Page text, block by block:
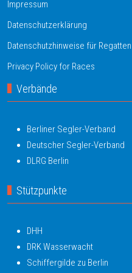
Impressum
Datenschutzerklärung
Datenschutzhinweise für Regatten
Privacy Policy for Races
Verbände
Berliner Segler-Verband
Deutscher Segler-Verband
DLRG Berlin
Stützpunkte
DHH
DRK Wasserwacht
Schiffergilde zu Berlin